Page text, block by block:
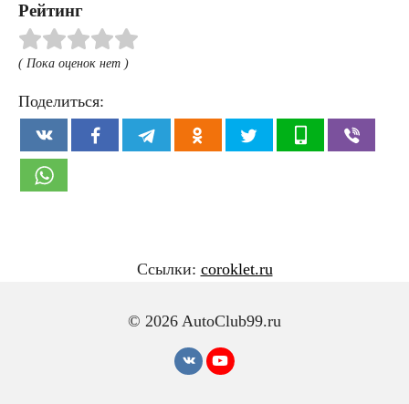
Рейтинг
( Пока оценок нет )
Поделиться:
© 2026 AutoClub99.ru
Ссылки: coroklet.ru